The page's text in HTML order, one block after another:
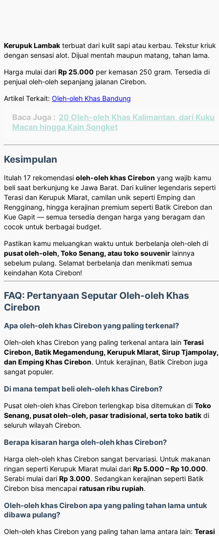
Kerupuk Lambak terbuat dari kulit sapi atau kerbau. Tekstur kriuk
dengan sensasi alot. Dijual mentah maupun matang, tahan lama.
Harga mulai dari Rp 25.000 per kemasan 250 gram. Tersedia di
penjual oleh-oleh sepanjang jalanan Cirebon.
Artikel Terkait: Oleh-oleh Khas Bandung
Baca Juga : 20 Oleh-oleh Khas Kalimantan, dari Kuku
Macan hingga Kain Songket
Kesimpulan
Itulah 17 rekomendasi oleh-oleh khas Cirebon yang wajib kamu
beli saat berkunjung ke Jawa Barat. Dari kuliner legendaris seperti
Terasi dan Kerupuk Mlarat, camilan unik seperti Emping dan
Rengginang, hingga kerajinan premium seperti Batik Cirebon dan
Kue Gapit — semua tersedia dengan harga yang beragam dan
cocok untuk berbagai budget.
Pastikan kamu meluangkan waktu untuk berbelanja oleh-oleh di
pusat oleh-oleh, Toko Senang, atau toko souvenir lainnya
sebelum pulang. Selamat berbelanja dan menikmati semua
keindahan Kota Cirebon!
FAQ: Pertanyaan Seputar Oleh-oleh Khas
Cirebon
Apa oleh-oleh khas Cirebon yang paling terkenal?
Oleh-oleh khas Cirebon yang paling terkenal antara lain Terasi
Cirebon, Batik Megamendung, Kerupuk Mlarat, Sirup Tjampolay,
dan Emping Khas Cirebon. Untuk kerajinan, Batik Cirebon juga
sangat populer.
Di mana tempat beli oleh-oleh khas Cirebon?
Pusat oleh-oleh khas Cirebon terlengkap bisa ditemukan di Toko
Senang, pusat oleh-oleh, pasar tradisional, serta toko batik di
seluruh wilayah Cirebon.
Berapa kisaran harga oleh-oleh khas Cirebon?
Harga oleh-oleh khas Cirebon sangat bervariasi. Untuk makanan
ringan seperti Kerupuk Mlarat mulai dari Rp 5.000 – Rp 10.000.
Serabi mulai dari Rp 3.000. Sedangkan kerajinan seperti Batik
Cirebon bisa mencapai ratusan ribu rupiah.
Oleh-oleh khas Cirebon apa yang paling tahan lama untuk
dibawa pulang?
Oleh-oleh khas Cirebon yang paling tahan lama antara lain: Terasi